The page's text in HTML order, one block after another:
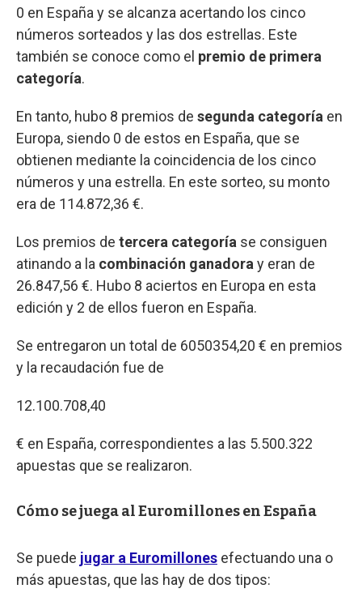
0 en España y se alcanza acertando los cinco
números sorteados y las dos estrellas. Este
también se conoce como el premio de primera
categoría.
En tanto, hubo 8 premios de segunda categoría en
Europa, siendo 0 de estos en España, que se
obtienen mediante la coincidencia de los cinco
números y una estrella. En este sorteo, su monto
era de 114.872,36 €.
Los premios de tercera categoría se consiguen
atinando a la combinación ganadora y eran de
26.847,56 €. Hubo 8 aciertos en Europa en esta
edición y 2 de ellos fueron en España.
Se entregaron un total de 6050354,20 € en premios
y la recaudación fue de
12.100.708,40
€ en España, correspondientes a las 5.500.322
apuestas que se realizaron.
Cómo se juega al Euromillones en España
Se puede jugar a Euromillones efectuando una o
más apuestas, que las hay de dos tipos: